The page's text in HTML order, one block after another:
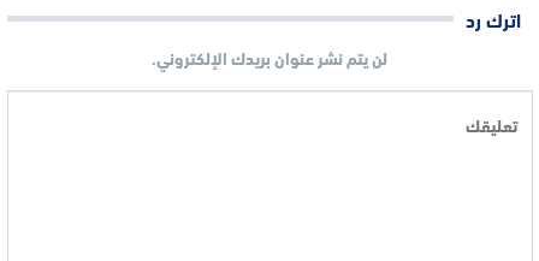
اترك رد
لن يتم نشر عنوان بريدك الإلكتروني.